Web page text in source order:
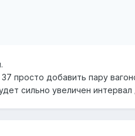
просто добавить пару
сильно увеличен